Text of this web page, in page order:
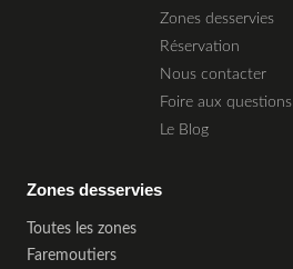
Zones desservies
Réservation
Nous contacter
Foire aux questions
Le Blog
Zones desservies
Toutes les zones
Faremoutiers